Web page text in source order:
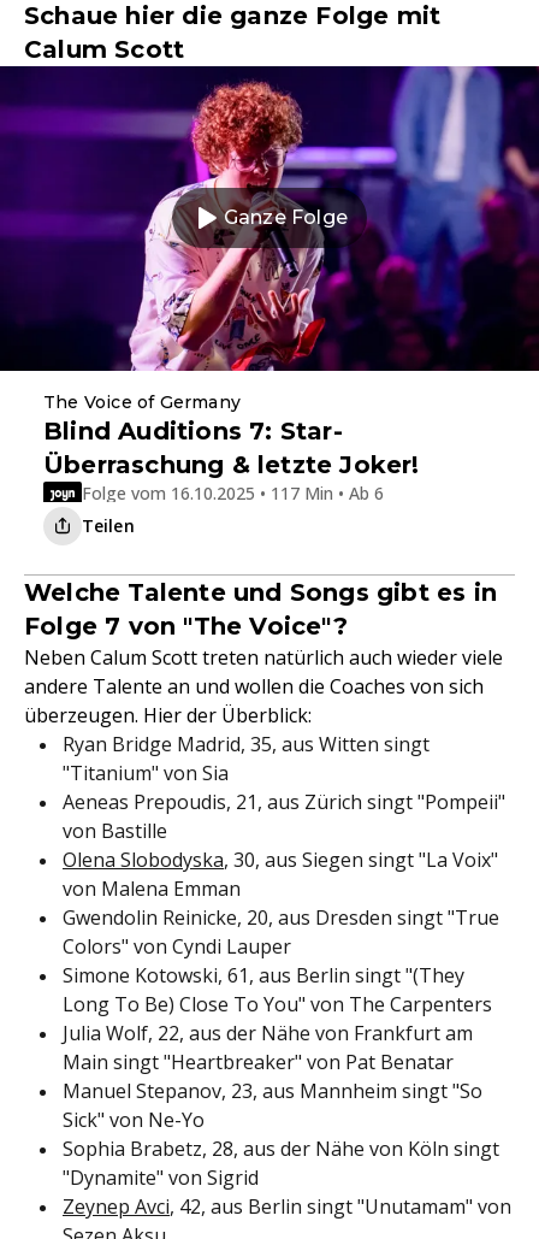
Schaue hier die ganze Folge mit
Calum Scott
Ganze Folge
The Voice of Germany
Blind Auditions 7: Star-
Überraschung & letzte Joker!
Folge vom 16.10.2025 • 117 Min • Ab 6
Teilen
Welche Talente und Songs gibt es in
Folge 7 von "The Voice"?
Neben Calum Scott treten natürlich auch wieder viele
andere Talente an und wollen die Coaches von sich
überzeugen. Hier der Überblick:
Ryan Bridge Madrid, 35, aus Witten singt
"Titanium" von Sia
Aeneas Prepoudis, 21, aus Zürich singt "Pompeii"
von Bastille
Olena Slobodyska, 30, aus Siegen singt "La Voix"
von Malena Emman
Gwendolin Reinicke, 20, aus Dresden singt "True
Colors" von Cyndi Lauper
Simone Kotowski, 61, aus Berlin singt "(They
Long To Be) Close To You" von The Carpenters
Julia Wolf, 22, aus der Nähe von Frankfurt am
Main singt "Heartbreaker" von Pat Benatar
Manuel Stepanov, 23, aus Mannheim singt "So
Sick" von Ne-Yo
Sophia Brabetz, 28, aus der Nähe von Köln singt
"Dynamite" von Sigrid
Zeynep Avci, 42, aus Berlin singt "Unutamam" von